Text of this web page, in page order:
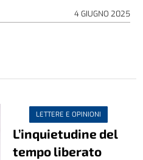
4 GIUGNO 2025
LETTERE E OPINIONI
L’inquietudine del
tempo liberato